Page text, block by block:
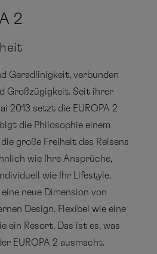
2
Geradlinigkeit, verbunden
Großzügigkeit. Seit ihrer
2013 setzt die EUROPA 2
die Philosophie einem
große Freiheit des Reisens
wie Ihre Ansprüche,
wie Ihr Lifestyle.
neue Dimension von
Design. Flexibel wie eine
ein Resort. Das ist es, was
EUROPA 2 ausmacht.